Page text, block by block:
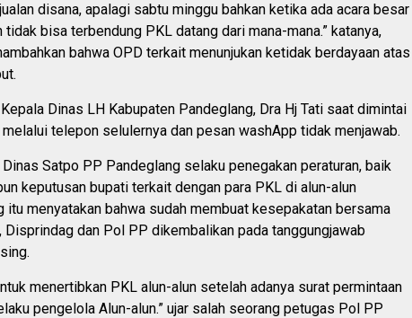
disana, apalagi sabtu minggu bahkan ketika ada acara besar
tidak bisa terbendung PKL datang dari mana-mana.” katanya,
bahwa OPD terkait menunjukan ketidak berdayaan atas
Dinas LH Kabupaten Pandeglang, Dra Hj Tati saat dimintai
telepon selulernya dan pesan washApp tidak menjawab.
Satpo PP Pandeglang selaku penegakan peraturan, baik
keputusan bupati terkait dengan para PKL di alun-alun
itu menyatakan bahwa sudah membuat kesepakatan bersama
Disprindag dan Pol PP dikembalikan pada tanggungjawab
menertibkan PKL alun-alun setelah adanya surat permintaan
pengelola Alun-alun.” ujar salah seorang petugas Pol PP